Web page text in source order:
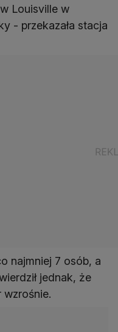
Louisville w
- przekazała stacja
najmniej 7 osób, a
jednak, że
wzrośnie.